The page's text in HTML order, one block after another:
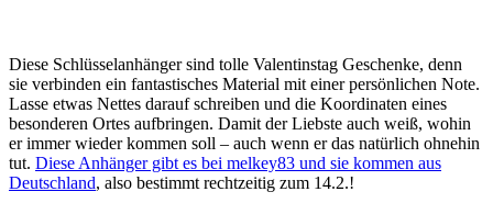
Diese Schlüsselanhänger sind tolle Valentinstag Geschenke, denn
sie verbinden ein fantastisches Material mit einer persönlichen Note.
Lasse etwas Nettes darauf schreiben und die Koordinaten eines
besonderen Ortes aufbringen. Damit der Liebste auch weiß, wohin
er immer wieder kommen soll – auch wenn er das natürlich ohnehin
tut. Diese Anhänger gibt es bei melkey83 und sie kommen aus
Deutschland, also bestimmt rechtzeitig zum 14.2.!